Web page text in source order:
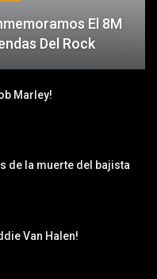
El 8M
Del Rock
Marley!
de la muerte del bajista
Van Halen!